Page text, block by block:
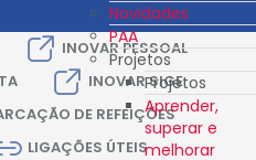
Novidades
PAA
Projetos
Projetos
Aprender,
superar e
melhorar
INOVAR PESSOAL
INOVAR SIGE
DE REFEIÇÕES
LIGAÇÕES ÚTEIS